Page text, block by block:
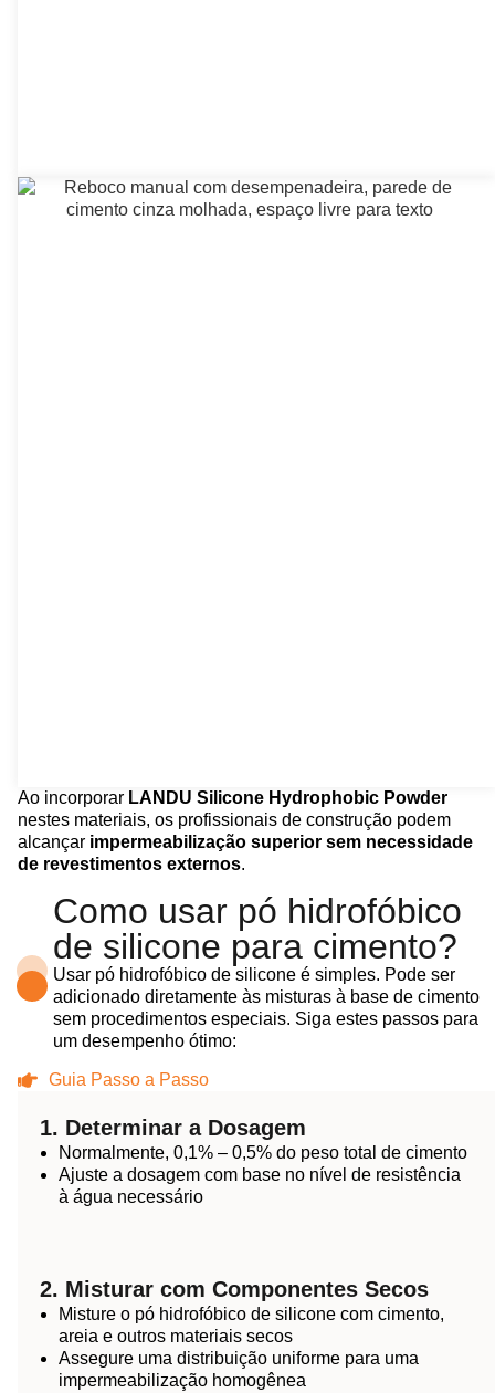
Ao incorporar LANDU Silicone Hydrophobic Powder
nestes materiais, os profissionais de construção podem
alcançar impermeabilização superior sem necessidade
de revestimentos externos.
Como usar pó hidrofóbico
de silicone para cimento?
Usar pó hidrofóbico de silicone é simples. Pode ser
adicionado diretamente às misturas à base de cimento
sem procedimentos especiais. Siga estes passos para
um desempenho ótimo:
Guia Passo a Passo
1. Determinar a Dosagem
Normalmente, 0,1% – 0,5% do peso total de cimento
Ajuste a dosagem com base no nível de resistência
à água necessário
2. Misturar com Componentes Secos
Misture o pó hidrofóbico de silicone com cimento,
areia e outros materiais secos
Assegure uma distribuição uniforme para uma
impermeabilização homogênea